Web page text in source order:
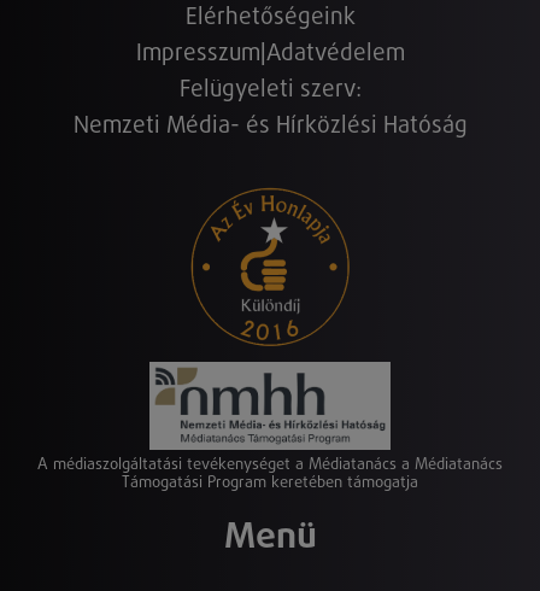
Elérhetőségeink
Impresszum Adatvédelem
Felügyeleti szerv:
Nemzeti Média- és Hírközlési Hatóság
A médiaszolgáltatási tevékenységet a Médiatanács a Médiatanács
Támogatási Program keretében támogatja
Menü